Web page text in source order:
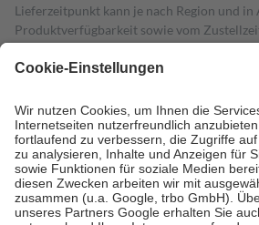
Lieferzeitpunkt kann je nach Region und in
Produktverfügbarkeit sowie vom
Prüfungen, die zu deiner
verlängern.
4Für verschreibungspflichtige
Rezept aus und der Patient erhält sie in
gesetzliche Krankenversicherung
Kosten dafür, der Versicherte trägt einen
mit.